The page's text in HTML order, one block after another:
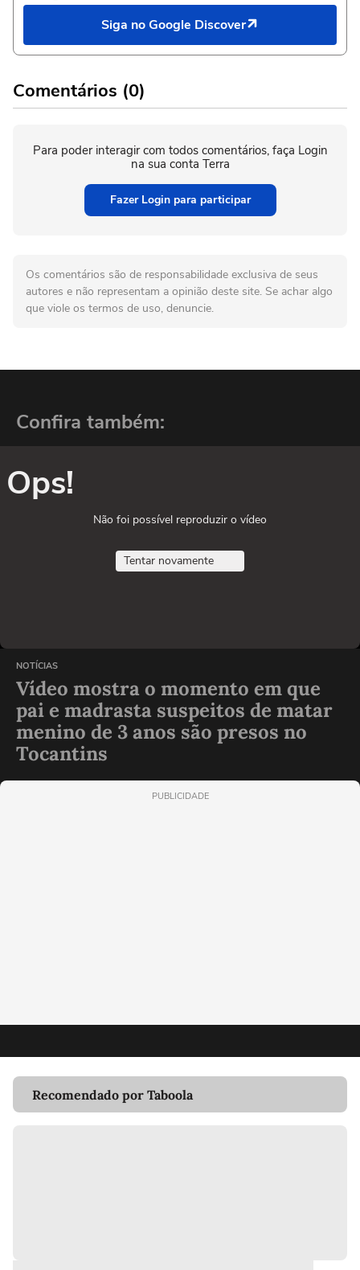
Siga no Google Discover
Comentários (0)
Para poder interagir com todos comentários, faça Login
na sua conta Terra
Fazer Login para participar
Os comentários são de responsabilidade exclusiva de seus
autores e não representam a opinião deste site. Se achar algo
que viole os termos de uso, denuncie.
Confira também:
Ops!
Não foi possível reproduzir o vídeo
Tentar novamente
NOTÍCIAS
Vídeo mostra o momento em que
pai e madrasta suspeitos de matar
menino de 3 anos são presos no
Tocantins
PUBLICIDADE
Recomendado por Taboola